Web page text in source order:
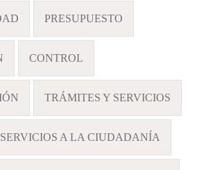
PRESUPUESTO
CONTROL
TRÁMITES Y SERVICIOS
A LA CIUDADANÍA